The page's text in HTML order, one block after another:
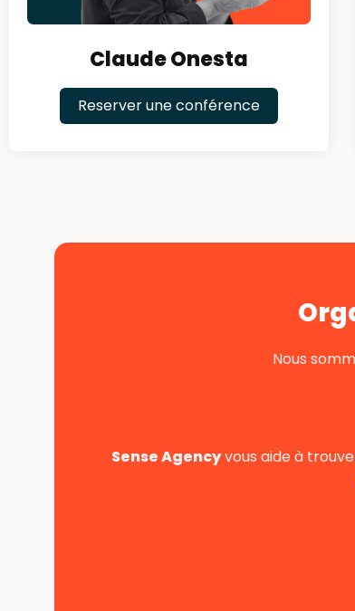
Claude Onesta
Reserver une conférence
Nous
Sense Agencyvous aide à